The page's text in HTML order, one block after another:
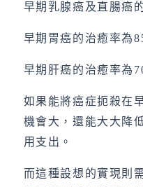
早期乳腺癌及直腸癌
早期胃癌的治癒率為
早期肝癌的治癒率為
如果能將癌症扼殺在
機會大，還能大大降
用支出。
而這種設想的實現則